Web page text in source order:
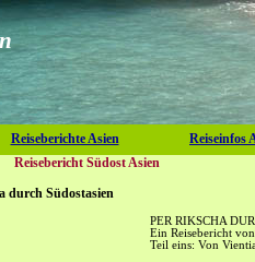
Reiseberichte Asien Reiseinfos
Reisebericht Südost Asien
durch Südostasien
PER RIKSCHA
Ein Reisebericht
Teil eins: Von